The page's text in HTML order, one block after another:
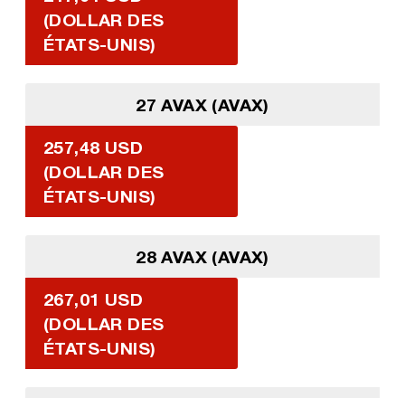
(DOLLAR DES
ÉTATS-UNIS)
27 AVAX (AVAX)
257,48 USD
(DOLLAR DES
ÉTATS-UNIS)
28 AVAX (AVAX)
267,01 USD
(DOLLAR DES
ÉTATS-UNIS)